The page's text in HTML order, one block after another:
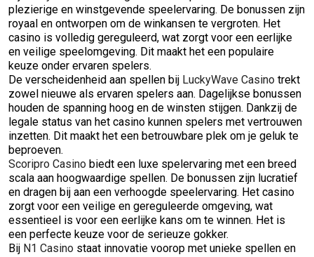
plezierige en winstgevende speelervaring. De bonussen zijn
royaal en ontworpen om de winkansen te vergroten. Het
casino is volledig gereguleerd, wat zorgt voor een eerlijke
en veilige speelomgeving. Dit maakt het een populaire
keuze onder ervaren spelers.
De verscheidenheid aan spellen bij LuckyWave Casino trekt
zowel nieuwe als ervaren spelers aan. Dagelijkse bonussen
houden de spanning hoog en de winsten stijgen. Dankzij de
legale status van het casino kunnen spelers met vertrouwen
inzetten. Dit maakt het een betrouwbare plek om je geluk te
beproeven.
Scoripro Casino biedt een luxe spelervaring met een breed
scala aan hoogwaardige spellen. De bonussen zijn lucratief
en dragen bij aan een verhoogde speelervaring. Het casino
zorgt voor een veilige en gereguleerde omgeving, wat
essentieel is voor een eerlijke kans om te winnen. Het is
een perfecte keuze voor de serieuze gokker.
Bij N1 Casino staat innovatie voorop met unieke spellen en